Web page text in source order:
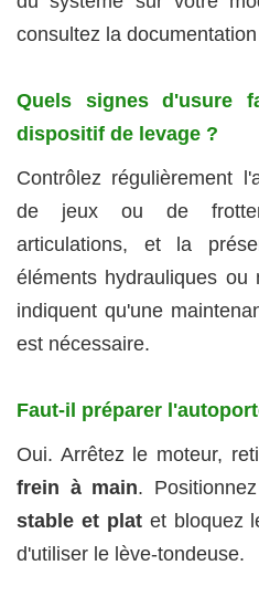
consultez la
Quels signes d'usure
dispositif de levage ?
Contrôlez régulièrement
de jeux ou de
articulations, et la
éléments hydrauliques ou
indiquent qu'une
est nécessaire.
Faut-il préparer
Oui. Arrêtez le moteur,
frein à main.
stable et platet bloquez
d'utiliser le lève-tondeuse.